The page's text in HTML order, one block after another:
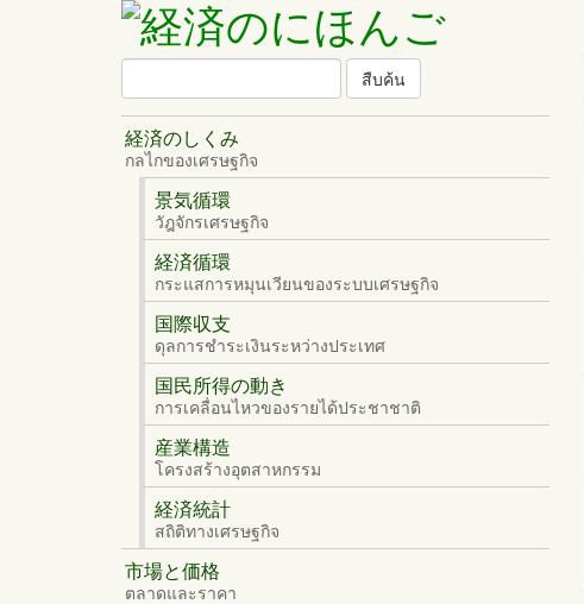
สืบค้น
ธีม
経済のしくみ
กลไกของเศรษฐกิจ
景気循環
วัฎจักรเศรษฐกิจ
経済循環
กระแสการหมุนเวียนของระบบเศรษฐกิจ
国際収支
ดุลการชำระเงินระหว่างประเทศ
国民所得の動き
การเคลื่อนไหวของรายได้ประชาชาติ
産業構造
โครงสร้างอุตสาหกรรม
経済統計
สถิติทางเศรษฐกิจ
市場と価格
ตลาดและราคา